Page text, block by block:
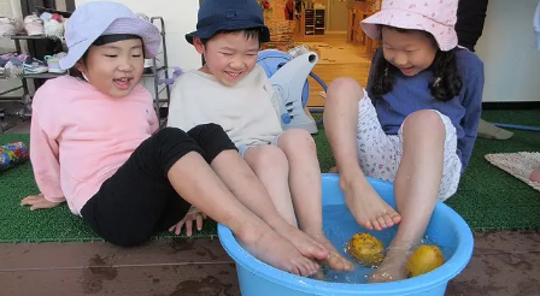
都道府県
から探す
東京都
東京都 全域